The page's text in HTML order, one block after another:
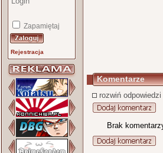
Zapamiętaj
Rejestracja
Komentarze
rozwiń odpowiedzi
Brak